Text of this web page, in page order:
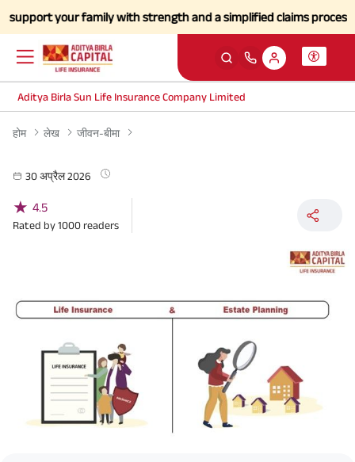
your family with strength and a simplified claims process
Aditya Birla Sun Life Insurance Company Limited
होम लेख जीवन-बीमा
30 अप्रैल 2026
★ 4.5
Rated by1000 readers